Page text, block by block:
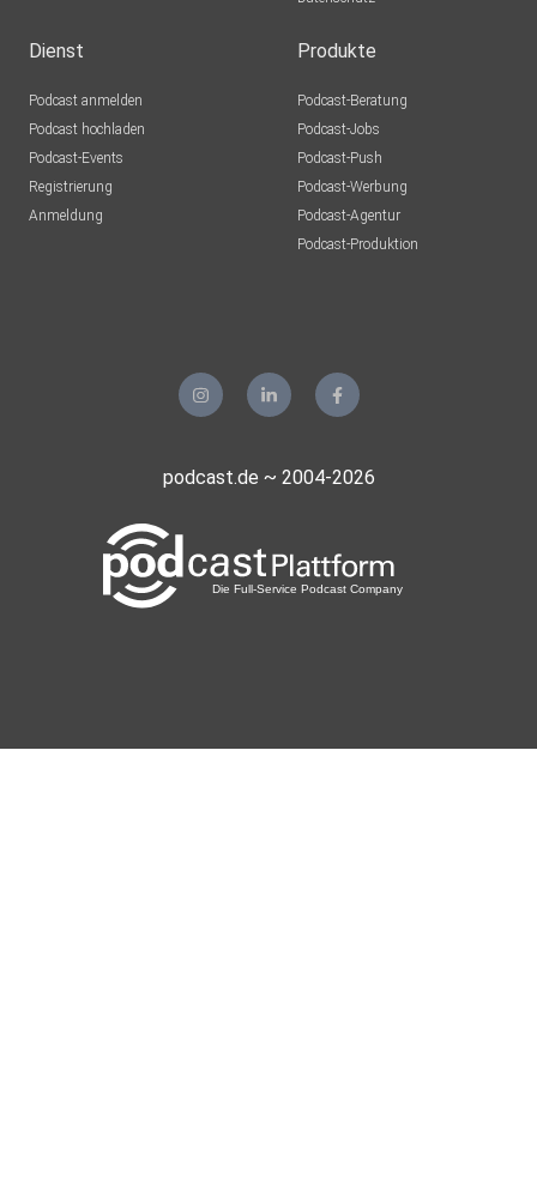
Dienst
Podcast anmelden
Podcast hochladen
Podcast-Events
Registrierung
Anmeldung
Produkte
Podcast-Beratung
Podcast-Jobs
Podcast-Push
Podcast-Werbung
Podcast-Agentur
Podcast-Produktion
podcast.de ~ 2004-2026